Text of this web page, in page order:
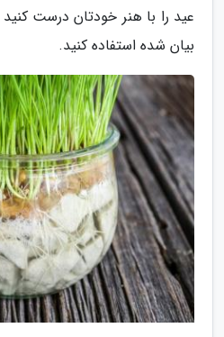
عید را با هنر خودتان درست
بیان شده استفاده کنید.